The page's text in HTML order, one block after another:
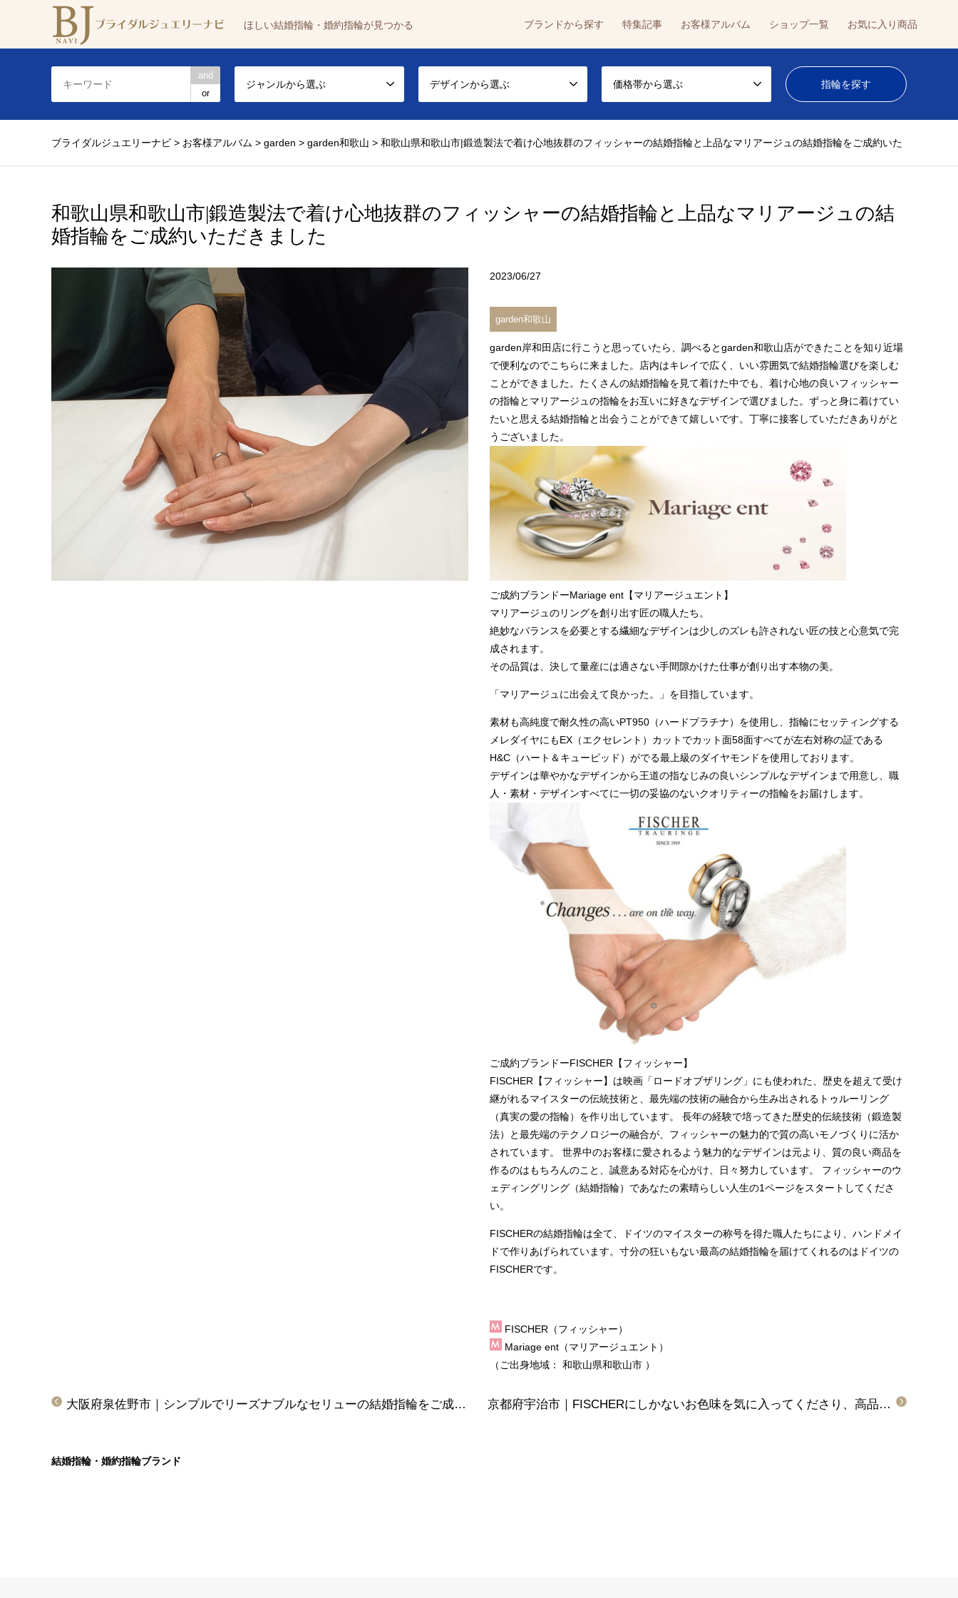
ほしい結婚指輪・婚約指輪が見つかる ブランドから探す 特集記事 お客様アルバム ショップ一覧 お気に入り商品
and
or
ジャンルから選ぶ デザインから選ぶ 価格帯から選ぶ
ブライダルジュエリーナビ > お客様アルバム > garden > garden和歌山 > 和歌山県和歌山市|鍛造製法で着け心地抜群のフィッシャーの結婚指輪と上品なマリアージュの結婚指輪をご成約いた
和歌山県和歌山市|鍛造製法で着け心地抜群のフィッシャーの結婚指輪と上品なマリアージュの結
婚指輪をご成約いただきました
2023/06/27
garden和歌山
garden岸和田店に行こうと思っていたら、調べるとgarden和歌山店ができたことを知り近場
で便利なのでこちらに来ました。店内はキレイで広く、いい雰囲気で結婚指輪選びを楽しむ
ことができました。たくさんの結婚指輪を見て着けた中でも、着け心地の良いフィッシャー
の指輪とマリアージュの指輪をお互いに好きなデザインで選びました。ずっと身に着けてい
たいと思える結婚指輪と出会うことができて嬉しいです。丁寧に接客していただきありがと
うございました。
ご成約ブランドーMariage ent【マリアージュエント】
マリアージュのリングを創り出す匠の職人たち。
絶妙なバランスを必要とする繊細なデザインは少しのズレも許されない匠の技と心意気で完
成されます。
その品質は、決して量産には適さない手間隙かけた仕事が創り出す本物の美。
「マリアージュに出会えて良かった。」を目指しています。
素材も高純度で耐久性の高いPT950（ハードプラチナ）を使用し、指輪にセッティングする
メレダイヤにもEX（エクセレント）カットでカット面58面すべてが左右対称の証である
H&C（ハート＆キューピッド）がでる最上級のダイヤモンドを使用しております。
デザインは華やかなデザインから王道の指なじみの良いシンプルなデザインまで用意し、職
人・素材・デザインすべてに一切の妥協のないクオリティーの指輪をお届けします。
ご成約ブランドーFISCHER【フィッシャー】
FISCHER【フィッシャー】は映画「ロードオブザリング」にも使われた、歴史を超えて受け
継がれるマイスターの伝統技術と、最先端の技術の融合から生み出されるトゥルーリング
（真実の愛の指輪）を作り出しています。 長年の経験で培ってきた歴史的伝統技術（鍛造製
法）と最先端のテクノロジーの融合が、フィッシャーの魅力的で質の高いモノづくりに活か
されています。 世界中のお客様に愛されるよう魅力的なデザインは元より、質の良い商品を
作るのはもちろんのこと、誠意ある対応を心がけ、日々努力しています。 フィッシャーのウ
ェディングリング（結婚指輪）であなたの素晴らしい人生の1ページをスタートしてくださ
い。
FISCHERの結婚指輪は全て、ドイツのマイスターの称号を得た職人たちにより、ハンドメイ
ドで作りあげられています。寸分の狂いもない最高の結婚指輪を届けてくれるのはドイツの
FISCHERです。
FISCHER（フィッシャー）
Mariage ent（マリアージュエント）
（ご出身地域： 和歌山県和歌山市 ）
京都府宇治市｜FISCHERにしかないお色味を気に入ってくださり、高品質な点も含めご結婚指輪にお選びいただきました
大阪府泉佐野市｜シンプルでリーズナブルなセリューの結婚指輪をご成約いただきました
結婚指輪・婚約指輪ブランド